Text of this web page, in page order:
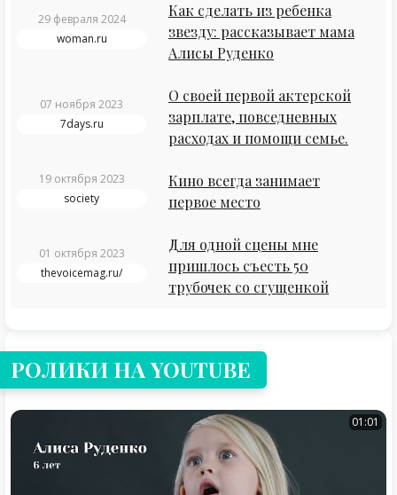
29 февраля 2024
woman.ru
Как сделать из ребенка
звезду: рассказывает мама
Алисы Руденко
07 ноября 2023
7days.ru
О своей первой актерской
зарплате, повседневных
расходах и помощи семье.
19 октября 2023
society
Кино всегда занимает
первое место
01 октября 2023
thevoicemag.ru/
Для одной сцены мне
пришлось съесть 50
трубочек со сгущенкой
РОЛИКИ НА YOUTUBE
01:01